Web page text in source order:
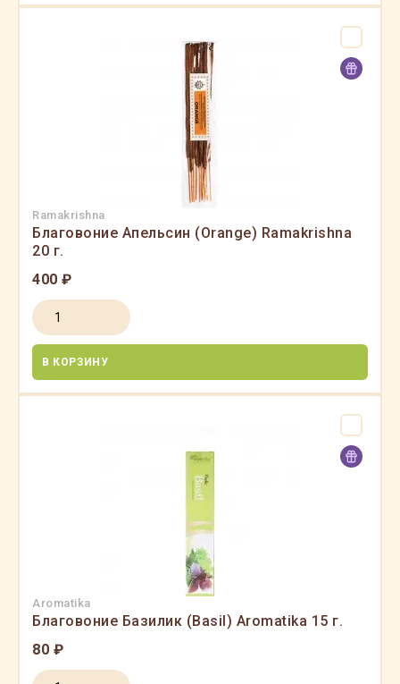
Ramakrishna
Благовоние Апельсин (Orange) Ramakrishna
20 г.
400 ₽
В КОРЗИНУ
Aromatika
Благовоние Базилик (Basil) Aromatika 15 г.
80 ₽